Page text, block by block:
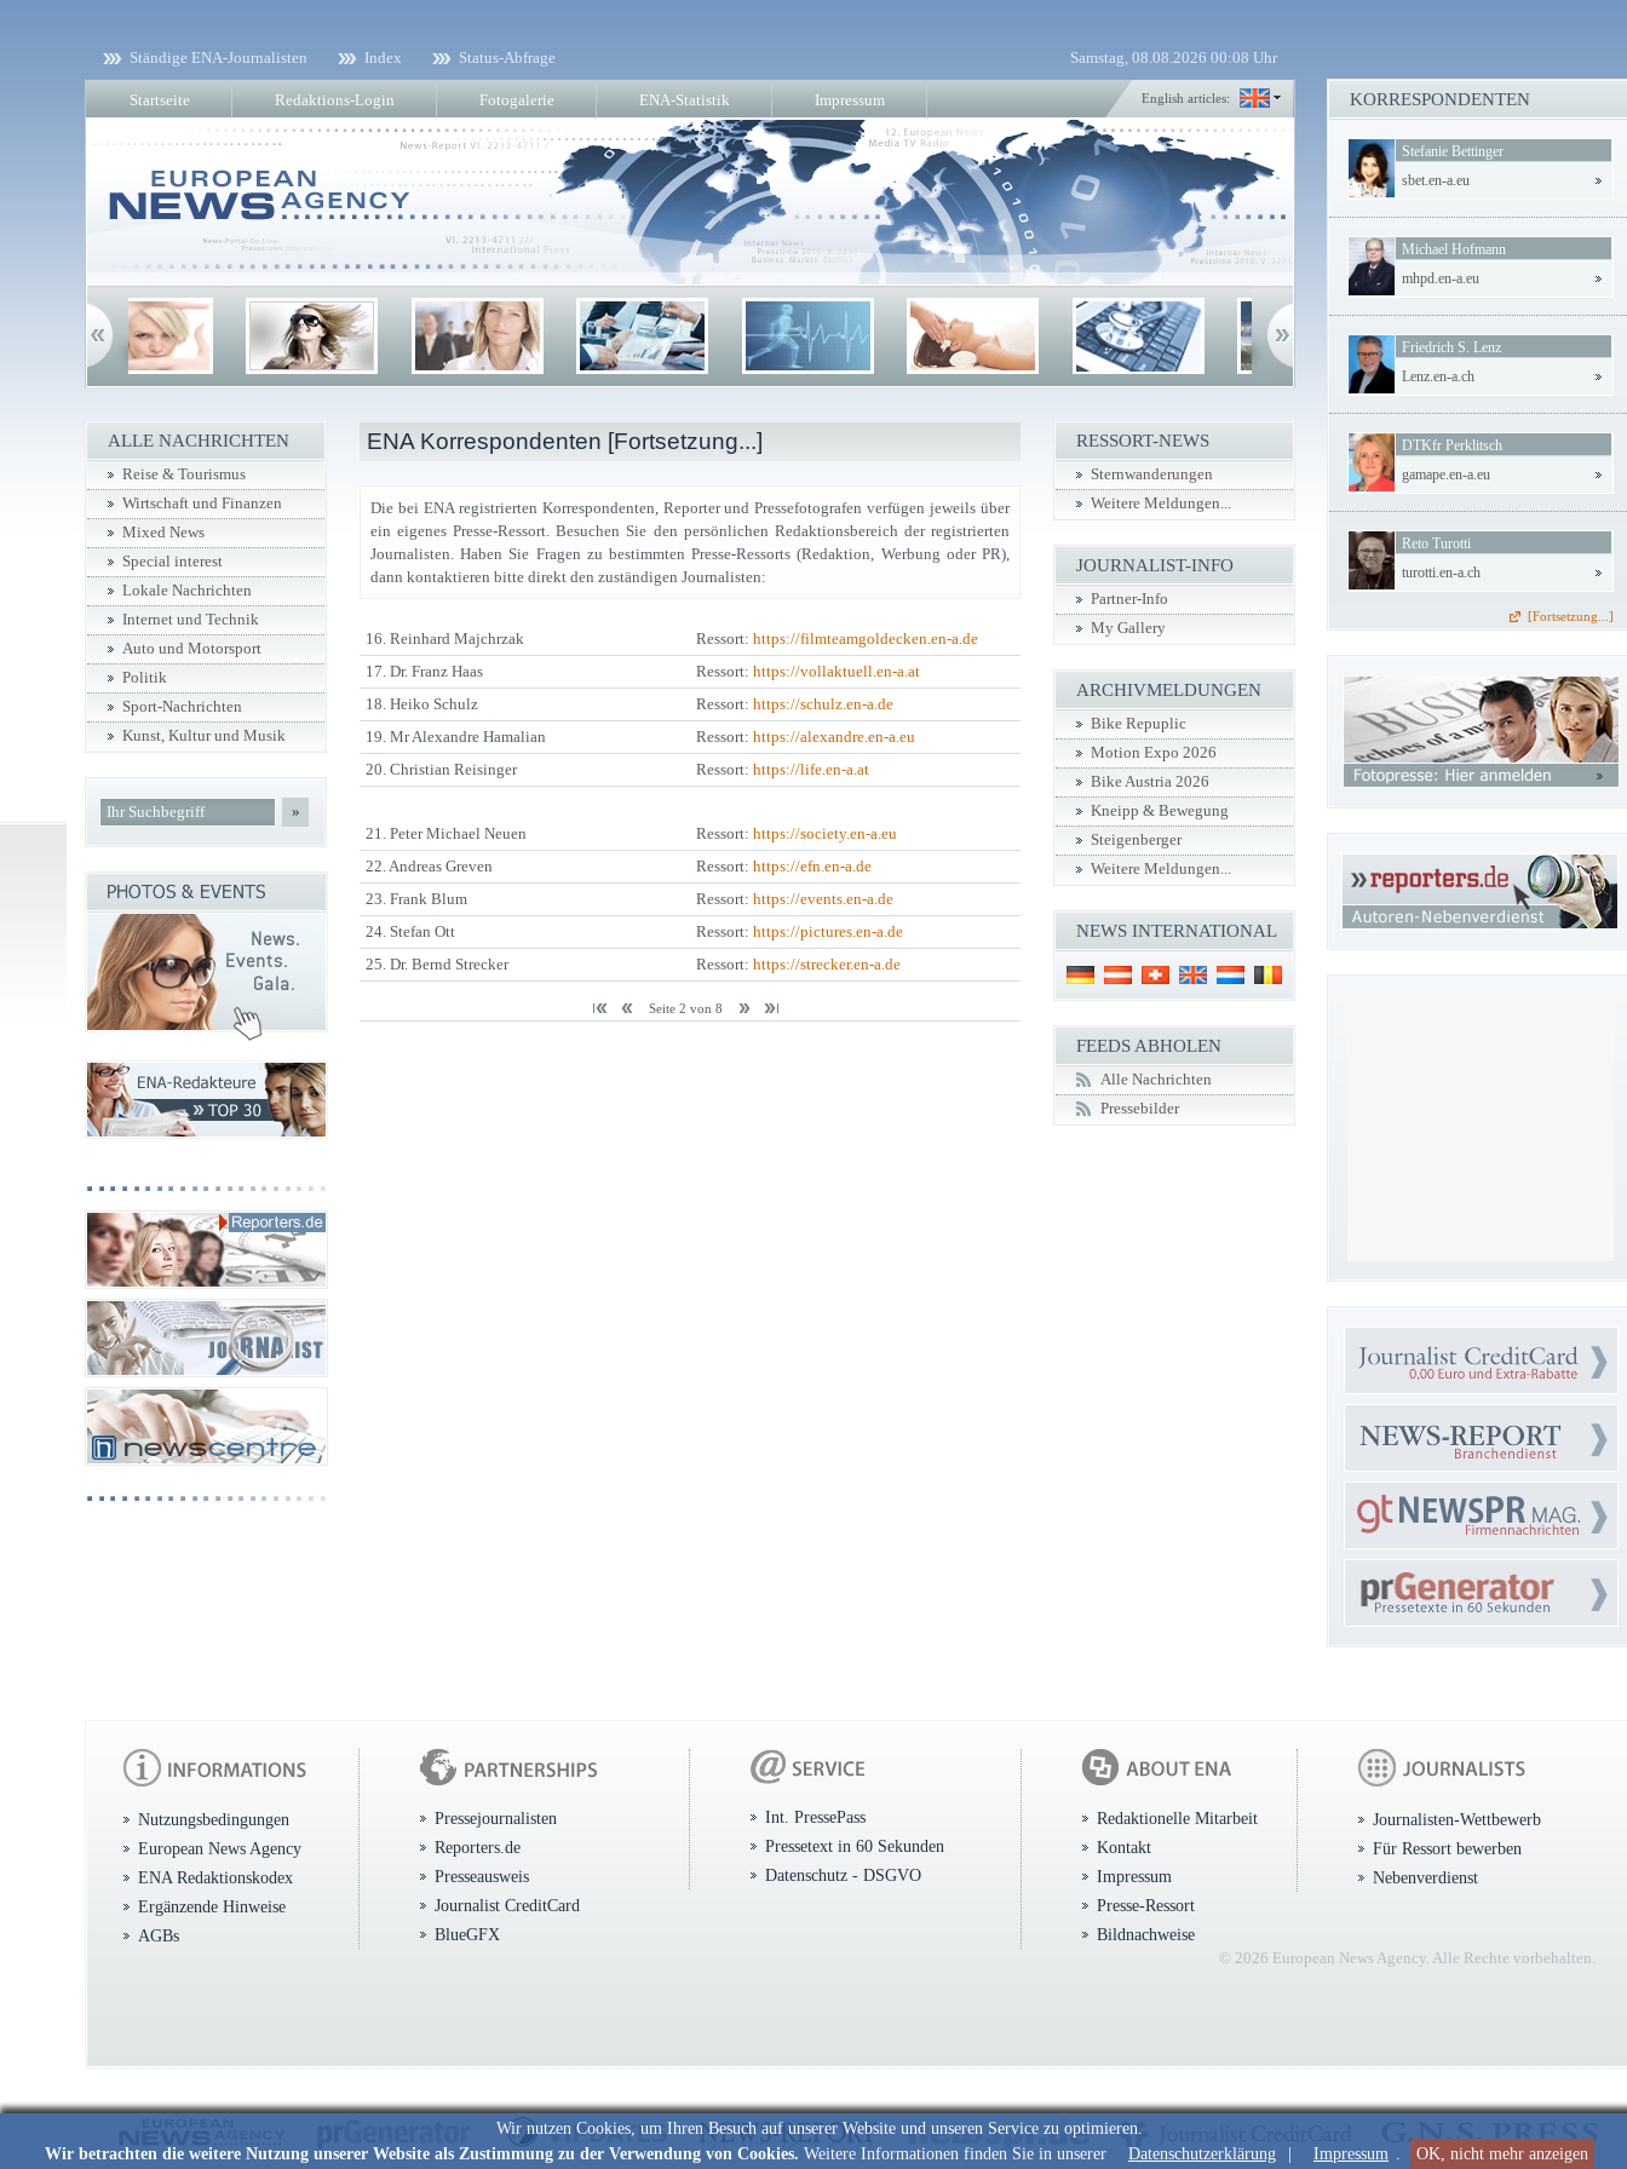
Wir nutzen Cookies, um Ihren Besuch auf unserer Website und unseren Service zu optimieren.
Wir betrachten die weitere Nutzung unserer Website als Zustimmung zu der Verwendung von Cookies. Weitere Informationen finden Sie in unserer Datenschutzerklärung Impressum . OK, nicht mehr anzeigen
Ständige ENA-Journalisten Index Status-Abfrage Samstag, 08.08.2026 00:08 Uhr
Startseite Redaktions-Login Fotogalerie ENA-Statistik Impressum English articles:
ENA Korrespondenten [Fortsetzung...]
Die bei ENA registrierten Korrespondenten, Reporter und Pressefotografen verfügen jeweils über
ein eigenes Presse-Ressort. Besuchen Sie den persönlichen Redaktionsbereich der registrierten
Journalisten. Haben Sie Fragen zu bestimmten Presse-Ressorts (Redaktion, Werbung oder PR),
dann kontaktieren bitte direkt den zuständigen Journalisten:
16. Reinhard Majchrzak Ressort: https://filmteamgoldecken.en-a.de
17. Dr. Franz Haas
Ressort: https://vollaktuell.en-a.at
18. Heiko Schulz
Ressort: https://schulz.en-a.de
19. Mr Alexandre Hamalian
Ressort: https://alexandre.en-a.eu
20. Christian Reisinger
Ressort: https://life.en-a.at
21. Peter Michael Neuen Ressort: https://society.en-a.eu
22. Andreas Greven
Ressort: https://efn.en-a.de
23. Frank Blum
Ressort: https://events.en-a.de
24. Stefan Ott
Ressort: https://pictures.en-a.de
25. Dr. Bernd Strecker
Ressort: https://strecker.en-a.de
Seite 2 von 8
ALLE NACHRICHTEN
Reise & Tourismus
Wirtschaft und Finanzen
Mixed News
Special interest
Lokale Nachrichten
Internet und Technik
Auto und Motorsport
Politik
Sport-Nachrichten
Kunst, Kultur und Musik
»
RESSORT-NEWS
Sternwanderungen
Weitere Meldungen...
JOURNALIST-INFO
Partner-Info
My Gallery
ARCHIVMELDUNGEN
Bike Repuplic
Motion Expo 2026
Bike Austria 2026
Kneipp & Bewegung
Steigenberger
Weitere Meldungen...
NEWS INTERNATIONAL
FEEDS ABHOLEN
Alle Nachrichten
Pressebilder
KORRESPONDENTEN
Stefanie Bettinger
sbet.en-a.eu
Michael Hofmann
mhpd.en-a.eu
Friedrich S. Lenz
Lenz.en-a.ch
DTKfr Perklitsch
gamape.en-a.eu
Reto Turotti
turotti.en-a.ch
[Fortsetzung...]
Nutzungsbedingungen
European News Agency
ENA Redaktionskodex
Ergänzende Hinweise
AGBs
Pressejournalisten
Reporters.de
Presseausweis
Journalist CreditCard
BlueGFX
Int. PressePass
Pressetext in 60 Sekunden
Datenschutz - DSGVO
Redaktionelle Mitarbeit
Kontakt
Impressum
Presse-Ressort
Bildnachweise
Journalisten-Wettbewerb
Für Ressort bewerben
Nebenverdienst
© 2026 European News Agency. Alle Rechte vorbehalten.